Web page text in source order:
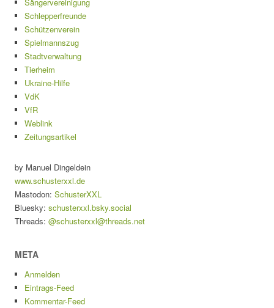
Schlepperfreunde
Schützenverein
Spielmannszug
Stadtverwaltung
Tierheim
Ukraine-Hilfe
VdK
VfR
Weblink
Zeitungsartikel
by Manuel Dingeldein
www.schusterxxl.de
Mastodon: SchusterXXL
Bluesky: schusterxxl.bsky.social
Threads: @schusterxxl@threads.net
META
Anmelden
Eintrags-Feed
Kommentar-Feed